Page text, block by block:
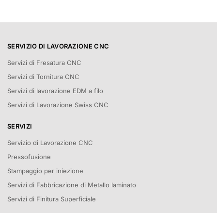
SERVIZIO DI LAVORAZIONE CNC
Servizi di Fresatura CNC
Servizi di Tornitura CNC
Servizi di lavorazione EDM a filo
Servizi di Lavorazione Swiss CNC
SERVIZI
Servizio di Lavorazione CNC
Pressofusione
Stampaggio per iniezione
Servizi di Fabbricazione di Metallo laminato
Servizi di Finitura Superficiale